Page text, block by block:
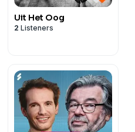
Uit Het Oog
2 Listeners